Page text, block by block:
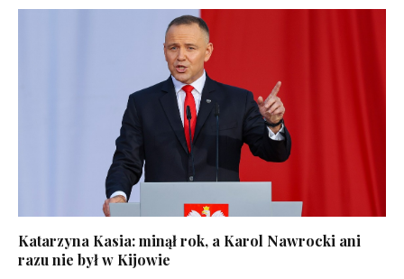
Katarzyna Kasia: minął rok, a Karol Nawrocki ani
razu nie był w Kijowie